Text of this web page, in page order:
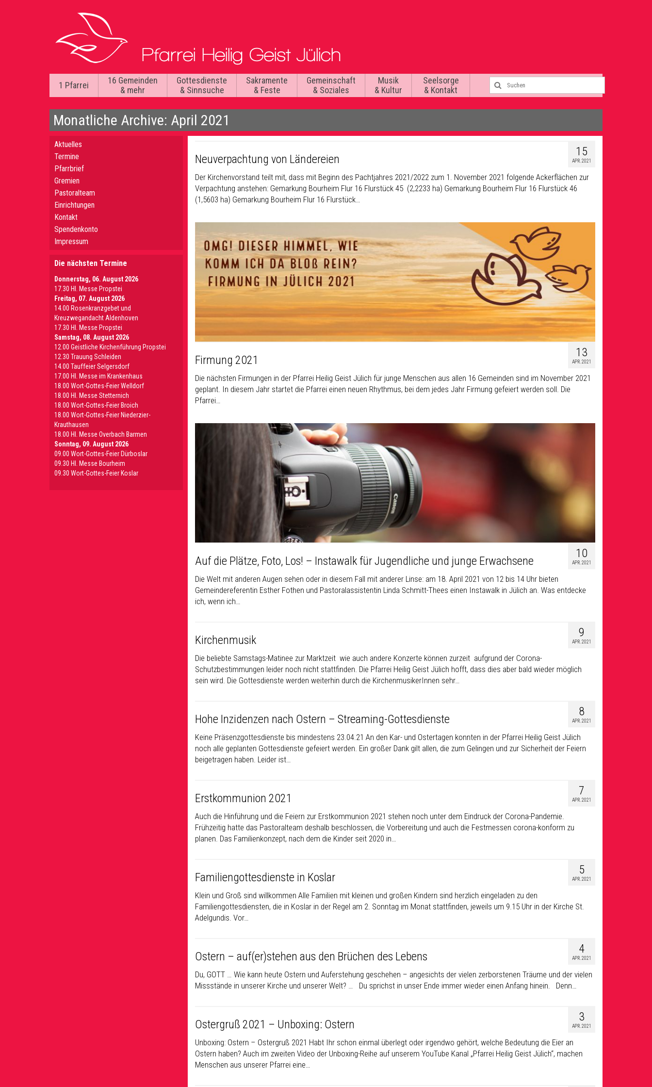
1 Pfarrei
16 Gemeinden
& mehr
Gottesdienste
& Sinnsuche
Sakramente
& Feste
Gemeinschaft
& Soziales
Musik
& Kultur
Seelsorge
& Kontakt
Monatliche Archive: April 2021
15
APR. 2021
Neuverpachtung von Ländereien
Der Kirchenvorstand teilt mit, dass mit Beginn des Pachtjahres 2021/2022 zum 1. November 2021 folgende Ackerflächen zur
Verpachtung anstehen: Gemarkung Bourheim Flur 16 Flurstück 45 (2,2233 ha) Gemarkung Bourheim Flur 16 Flurstück 46
(1,5603 ha) Gemarkung Bourheim Flur 16 Flurstück…
13
APR. 2021
Firmung 2021
Die nächsten Firmungen in der Pfarrei Heilig Geist Jülich für junge Menschen aus allen 16 Gemeinden sind im November 2021
geplant. In diesem Jahr startet die Pfarrei einen neuen Rhythmus, bei dem jedes Jahr Firmung gefeiert werden soll. Die
Pfarrei…
10
APR. 2021
Auf die Plätze, Foto, Los! – Instawalk für Jugendliche und junge Erwachsene
Die Welt mit anderen Augen sehen oder in diesem Fall mit anderer Linse: am 18. April 2021 von 12 bis 14 Uhr bieten
Gemeindereferentin Esther Fothen und Pastoralassistentin Linda Schmitt-Thees einen Instawalk in Jülich an. Was entdecke
ich, wenn ich…
9
APR. 2021
Kirchenmusik
Die beliebte Samstags-Matinee zur Marktzeit wie auch andere Konzerte können zurzeit aufgrund der Corona-
Schutzbestimmungen leider noch nicht stattfinden. Die Pfarrei Heilig Geist Jülich hofft, dass dies aber bald wieder möglich
sein wird. Die Gottesdienste werden weiterhin durch die KirchenmusikerInnen sehr…
8
APR. 2021
Hohe Inzidenzen nach Ostern – Streaming-Gottesdienste
Keine Präsenzgottesdienste bis mindestens 23.04.21 An den Kar- und Ostertagen konnten in der Pfarrei Heilig Geist Jülich
noch alle geplanten Gottesdienste gefeiert werden. Ein großer Dank gilt allen, die zum Gelingen und zur Sicherheit der Feiern
beigetragen haben. Leider ist…
7
APR. 2021
Erstkommunion 2021
Auch die Hinführung und die Feiern zur Erstkommunion 2021 stehen noch unter dem Eindruck der Corona-Pandemie.
Frühzeitig hatte das Pastoralteam deshalb beschlossen, die Vorbereitung und auch die Festmessen corona-konform zu
planen. Das Familienkonzept, nach dem die Kinder seit 2020 in…
5
APR. 2021
Familiengottesdienste in Koslar
Klein und Groß sind willkommen Alle Familien mit kleinen und großen Kindern sind herzlich eingeladen zu den
Familiengottesdiensten, die in Koslar in der Regel am 2. Sonntag im Monat stattfinden, jeweils um 9.15 Uhr in der Kirche St.
Adelgundis. Vor…
4
APR. 2021
Ostern – auf(er)stehen aus den Brüchen des Lebens
Du, GOTT … Wie kann heute Ostern und Auferstehung geschehen – angesichts der vielen zerborstenen Träume und der vielen
Missstände in unserer Kirche und unserer Welt? … Du sprichst in unser Ende immer wieder einen Anfang hinein. Denn…
3
APR. 2021
Ostergruß 2021 – Unboxing: Ostern
Unboxing: Ostern – Ostergruß 2021 Habt Ihr schon einmal überlegt oder irgendwo gehört, welche Bedeutung die Eier an
Ostern haben? Auch im zweiten Video der Unboxing-Reihe auf unserem YouTube Kanal „Pfarrei Heilig Geist Jülich“, machen
Menschen aus unserer Pfarrei eine…
Aktuelles
Termine
Pfarrbrief
Gremien
Pastoralteam
Einrichtungen
Kontakt
Spendenkonto
Impressum
Die nächsten Termine
Donnerstag, 06. August 2026
17.30 Hl. Messe Propstei
Freitag, 07. August 2026
14.00 Rosenkranzgebet und
Kreuzwegandacht Aldenhoven
17.30 Hl. Messe Propstei
Samstag, 08. August 2026
12.00 Geistliche Kirchenführung Propstei
12.30 Trauung Schleiden
14.00 Tauffeier Selgersdorf
17.00 Hl. Messe im Krankenhaus
18.00 Wort-Gottes-Feier Welldorf
18.00 Hl. Messe Stetternich
18.00 Wort-Gottes-Feier Broich
18.00 Wort-Gottes-Feier Niederzier-
Krauthausen
18.00 Hl. Messe Overbach Barmen
Sonntag, 09. August 2026
09.00 Wort-Gottes-Feier Dürboslar
09.30 HI. Messe Bourheim
09.30 Wort-Gottes-Feier Koslar